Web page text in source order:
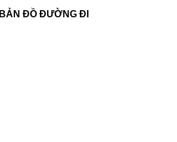
BẢN ĐỒ ĐƯỜNG ĐI